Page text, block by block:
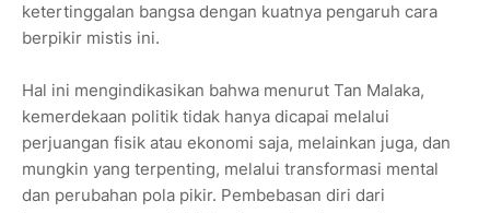
ketertinggalan bangsa dengan kuatnya pengaruh cara
berpikir mistis ini.
Hal ini mengindikasikan bahwa menurut Tan Malaka,
kemerdekaan politik tidak hanya dicapai melalui
perjuangan fisik atau ekonomi saja, melainkan juga, dan
mungkin yang terpenting, melalui transformasi mental
dan perubahan pola pikir. Pembebasan diri dari